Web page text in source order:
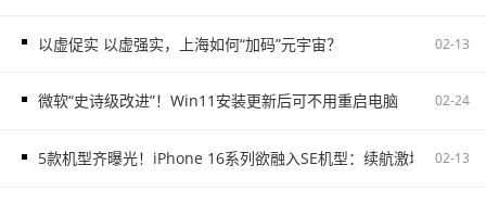
以虚促实 以虚强实，上海如何“加码”元宇宙？ 02-13
微软“史诗级改进”！Win11安装更新后可不用重启电脑 02-24
5款机型齐曝光！iPhone 16系列欲融入SE机型：续航激增、8G内
02-13